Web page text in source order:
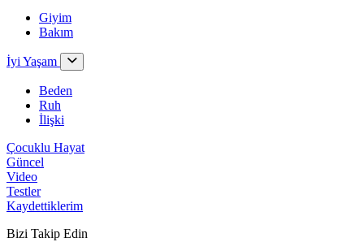
Giyim
Bakım
İyi Yaşam
Beden
Ruh
İlişki
Çocuklu Hayat
Güncel
Video
Testler
Kaydettiklerim
Bizi Takip Edin